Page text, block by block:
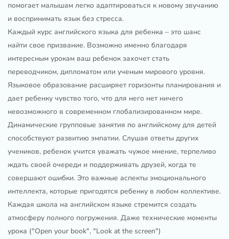
помогает малышам легко адаптироваться к новому звучанию
и воспринимать язык без стресса.
Каждый курс английского языка для ребенка – это шанс
найти свое призвание. Возможно именно благодаря
интересным урокам ваш ребенок захочет стать
переводчиком, дипломатом или ученым мирового уровня.
Языковое образование расширяет горизонты планирования и
дает ребенку чувство того, что для него нет ничего
невозможного в современном глобализированном мире.
Динамические групповые занятия по английскому для детей
способствуют развитию эмпатии. Слушая ответы других
учеников, ребенок учится уважать чужое мнение, терпеливо
ждать своей очереди и поддерживать друзей, когда те
совершают ошибки. Это важные аспекты эмоционального
интеллекта, которые пригодятся ребенку в любом коллективе.
Каждая школа на английском языке стремится создать
атмосферу полного погружения. Даже технические моменты
урока ("Open your book", "Look at the screen")